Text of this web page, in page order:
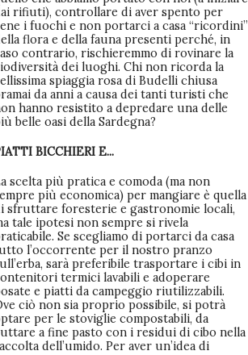
rifiuti), controllare di aver spento per
i fuochi e non portarci a casa “ricordini”
flora e della fauna presenti perché, in
contrario, rischieremmo di rovinare la
dei luoghi. Chi non ricorda la
spiaggia rosa di Budelli chiusa
da anni a causa dei tanti turisti che
hanno resistito a depredare una delle
belle oasi della Sardegna?
BICCHIERI E...
scelta più pratica e comoda (ma non
più economica) per mangiare è quella
sfruttare foresterie e gastronomie locali,
tale ipotesi non sempre si rivela
Se scegliamo di portarci da casa
l’occorrente per il nostro pranzo
sarà preferibile trasportare i cibi in
termici lavabili e adoperare
e piatti da campeggio riutilizzabili.
ciò non sia proprio possibile, si potrà
per le stoviglie compostabili, da
a fine pasto con i residui di cibo nella
dell’umido. Per aver un’idea di